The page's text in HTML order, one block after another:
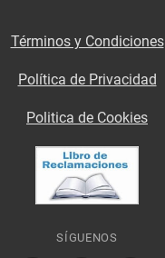
Términos y Condiciones
Política de Privacidad
Politica de Cookies
SÍGUENOS